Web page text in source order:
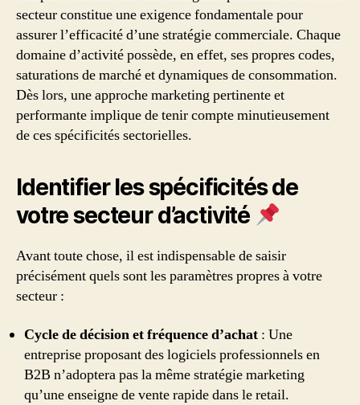
secteur constitue une exigence fondamentale pour
assurer l’efficacité d’une stratégie commerciale. Chaque
domaine d’activité possède, en effet, ses propres codes,
saturations de marché et dynamiques de consommation.
Dès lors, une approche marketing pertinente et
performante implique de tenir compte minutieusement
de ces spécificités sectorielles.
Identifier les spécificités de
votre secteur d’activité
Avant toute chose, il est indispensable de saisir
précisément quels sont les paramètres propres à votre
secteur :
Cycle de décision et fréquence d’achat : Une
entreprise proposant des logiciels professionnels en
B2B n’adoptera pas la même stratégie marketing
qu’une enseigne de vente rapide dans le retail.